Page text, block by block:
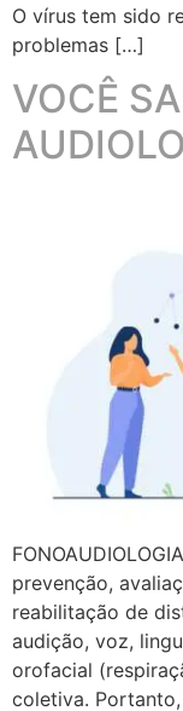
O vírus tem sido
problemas […]
VOCÊ
prevenção,
reabilitação de
audição, voz,
orofacial
coletiva.